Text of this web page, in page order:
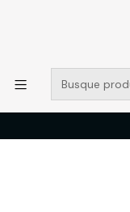
POR SISTEMA
MUCHAS GRACIAS
Catálogo
POLERAS Y